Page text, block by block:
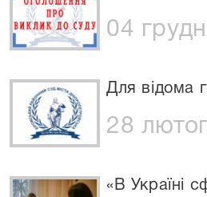
04
Для відома
28
«В Україні